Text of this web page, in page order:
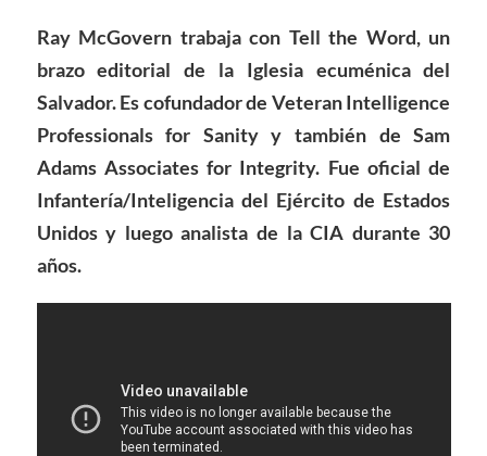
Ray McGovern trabaja con Tell the Word, un
brazo editorial de la Iglesia ecuménica del
Salvador. Es cofundador de Veteran Intelligence
Professionals for Sanity y también de Sam
Adams Associates for Integrity. Fue oficial de
Infantería/Inteligencia del Ejército de Estados
Unidos y luego analista de la CIA durante 30
años.